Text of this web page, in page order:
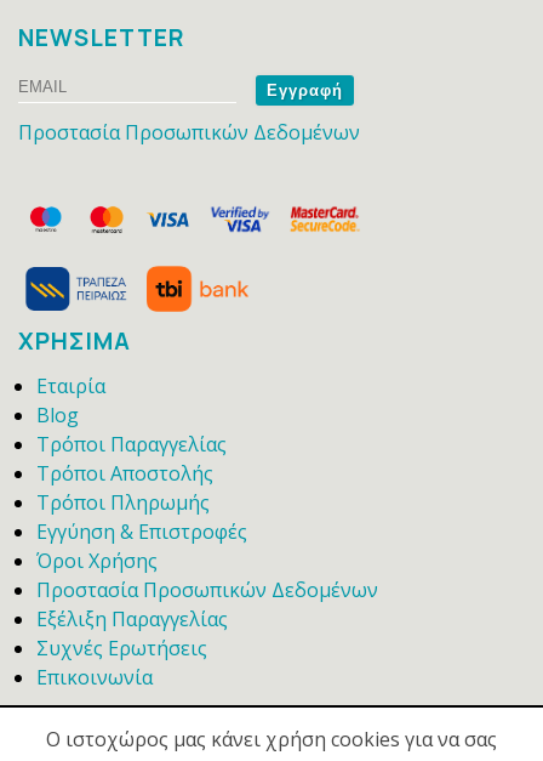
NEWSLETTER
Email
Name
Προστασία Προσωπικών Δεδομένων
ΧΡΗΣΙΜΑ
Εταιρία
Blog
Τρόποι Παραγγελίας
Τρόποι Αποστολής
Τρόποι Πληρωμής
Εγγύηση & Επιστροφές
Όροι Χρήσης
Προστασία Προσωπικών Δεδομένων
Εξέλιξη Παραγγελίας
Συχνές Ερωτήσεις
Επικοινωνία
Ο ιστοχώρος μας κάνει χρήση cookies για να σας